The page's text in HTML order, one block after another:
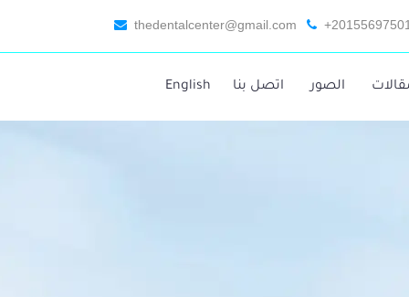
thedentalcenter@gmail.com
الصور اتصل بنا English